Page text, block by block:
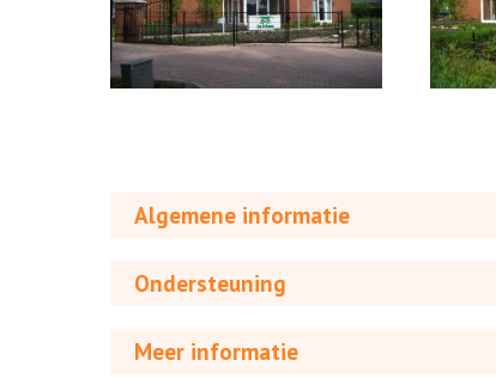
Algemene informatie
Ondersteuning
Meer informatie